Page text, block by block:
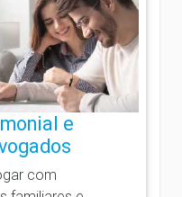
e
com